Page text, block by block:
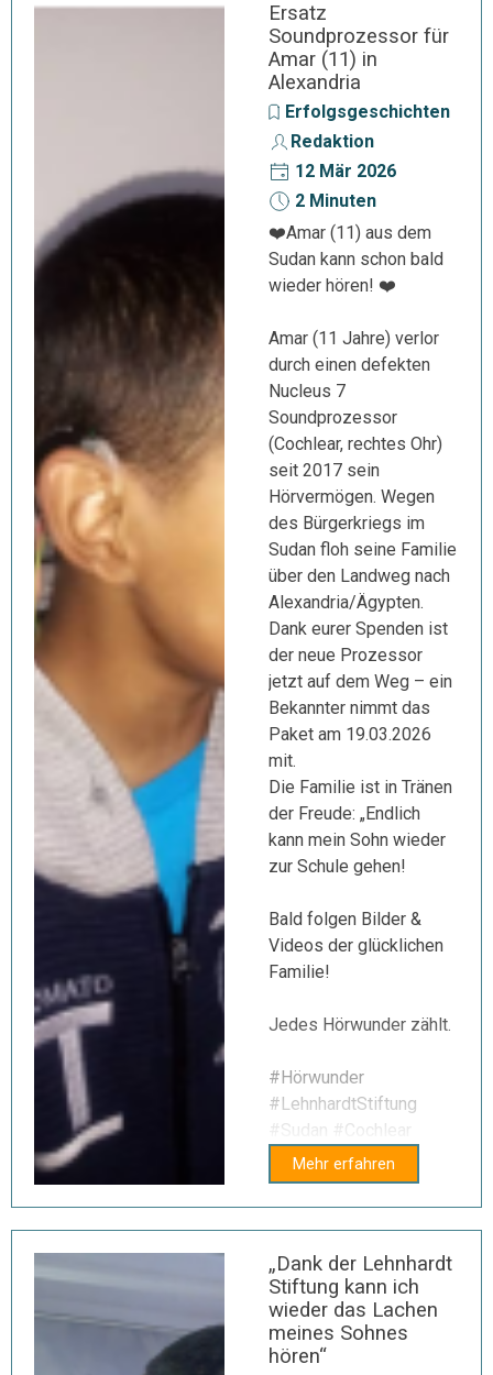
Ersatz
Soundprozessor für
Amar (11) in
Alexandria
Erfolgsgeschichten
Redaktion
12 Mär 2026
2 Minuten
❤️Amar (11) aus dem
Sudan kann schon bald
wieder hören! ❤️
Amar (11 Jahre) verlor
durch einen defekten
Nucleus 7
Soundprozessor
(Cochlear, rechtes Ohr)
seit 2017 sein
Hörvermögen. Wegen
des Bürgerkriegs im
Sudan floh seine Familie
über den Landweg nach
Alexandria/Ägypten.
Dank eurer Spenden ist
der neue Prozessor
jetzt auf dem Weg – ein
Bekannter nimmt das
Paket am 19.03.2026
mit.
Die Familie ist in Tränen
der Freude: „Endlich
kann mein Sohn wieder
zur Schule gehen!
Bald folgen Bilder &
Videos der glücklichen
Familie!
Jedes Hörwunder zählt.
#Hörwunder
#LehnhardtStiftung
#Sudan #Cochlear
Mehr erfahren
„Dank der Lehnhardt
Stiftung kann ich
wieder das Lachen
meines Sohnes
hören“